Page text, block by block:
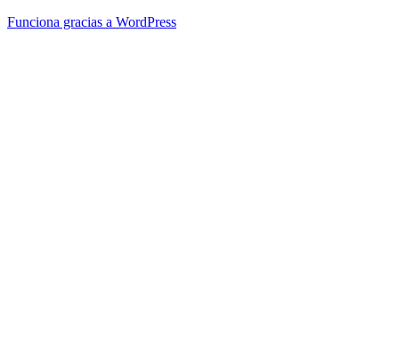
Funciona gracias a WordPress